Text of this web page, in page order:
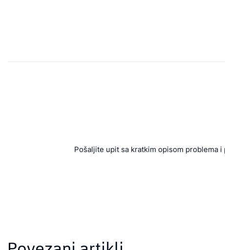
Pošaljite upit sa kratkim opisom problema